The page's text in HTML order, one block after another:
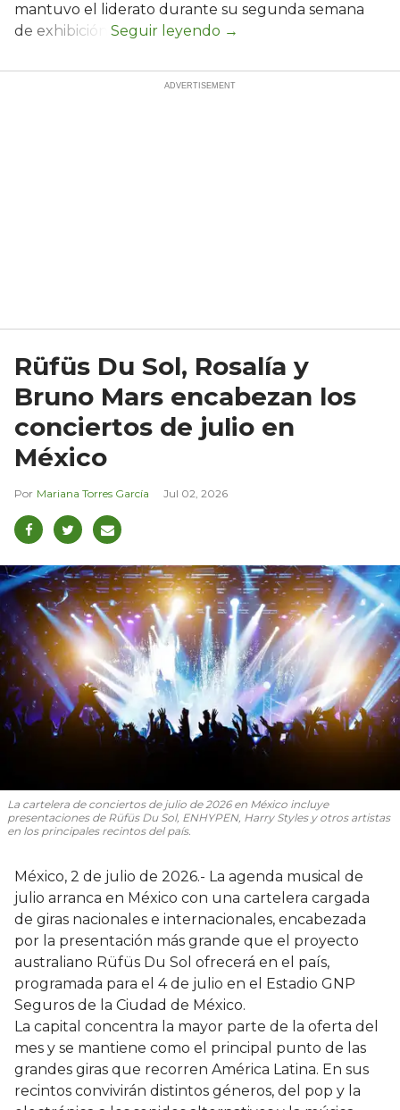
mantuvo el liderato durante su segunda semana
de exhibición.
Rüfüs Du Sol, Rosalía y
Bruno Mars encabezan los
conciertos de julio en
México
Mariana Torres García Jul 02, 2026
La cartelera de conciertos de julio de 2026 en México incluye
presentaciones de Rüfüs Du Sol, ENHYPEN, Harry Styles y otros artistas
en los principales recintos del país.
México, 2 de julio de 2026.- La agenda musical de
julio arranca en México con una cartelera cargada
de giras nacionales e internacionales, encabezada
por la presentación más grande que el proyecto
australiano Rüfüs Du Sol ofrecerá en el país,
programada para el 4 de julio en el Estadio GNP
Seguros de la Ciudad de México.
La capital concentra la mayor parte de la oferta del
mes y se mantiene como el principal punto de las
grandes giras que recorren América Latina. En sus
recintos convivirán distintos géneros, del pop y la